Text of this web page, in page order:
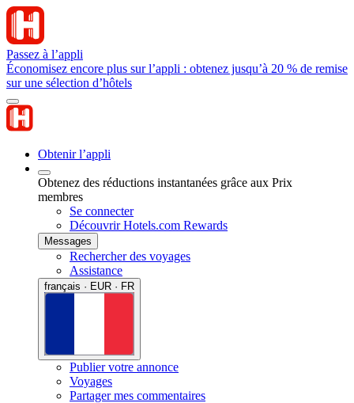
Passez à l’appli
Économisez encore plus sur l’appli : obtenez jusqu’à 20 % de remise
sur une sélection d’hôtels
Obtenir l’appli
Obtenez des réductions instantanées grâce aux Prix
membres
Se connecter
Découvrir Hotels.com Rewards
Messages
Rechercher des voyages
Assistance
français · EUR · FR
Publier votre annonce
Voyages
Partager mes commentaires